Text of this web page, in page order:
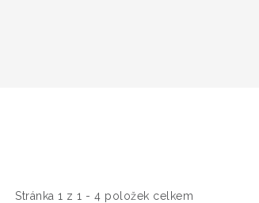
Stránka 1 z 1 - 4 položek celkem